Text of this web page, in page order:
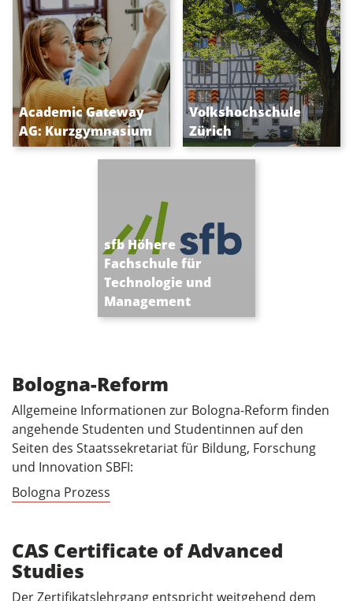
Academic Gateway
AG: Kurzgymnasium
Die führende
Privatschule im Herzen
von Zürich
Volkshochschule
Zürich
Erwachsenenbildung
seit 1920.
sfb Höhere
Fachschule für
Technologie und
Management
Das Upgrade für Ihre
Bologna-Reform
Allgemeine Informationen zur Bologna-Reform finden
angehende Studenten und Studentinnen auf den
Seiten des Staatssekretariat für Bildung, Forschung
und Innovation SBFI:
Bologna Prozess
CAS Certificate of Advanced
Studies
Der Zertifikatslehrgang entspricht weitgehend dem